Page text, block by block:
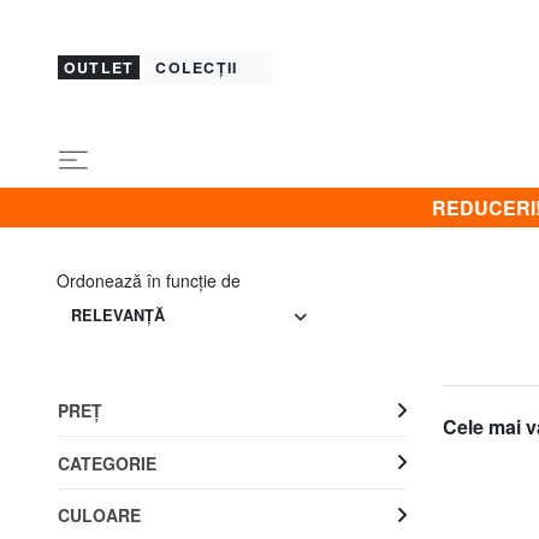
OUTLET COLECȚII
Ordonează în funcţie de
RELEVANŢĂ
Cele mai
PREŢ
CATEGORIE
CULOARE